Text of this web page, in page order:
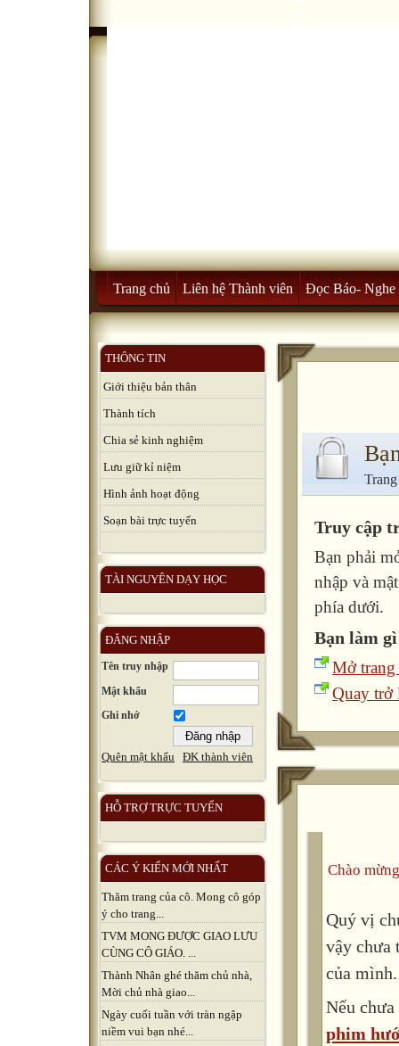
Trang chủ Liên hệ Thành viên Đọc Báo- Nghe
THÔNG TIN
Giới thiệu bản thân
Thành tích
Chia sẻ kinh nghiệm
Lưu giữ kỉ niệm
Hình ảnh hoạt động
Soạn bài trực tuyến
TÀI NGUYÊN DẠY HỌC
ĐĂNG NHẬP
Tên truy nhập
Mật khẩu
Ghi nhớ
Quên mật khẩu ĐK thành viên
HỖ TRỢ TRỰC TUYẾN
CÁC Ý KIẾN MỚI NHẤT
Thăm trang của cô. Mong cô góp
ý cho trang...
TVM MONG ĐƯỢC GIAO LƯU
CÙNG CÔ GIÁO. ...
Thành Nhân ghé thăm chủ nhà,
Mời chủ nhà giao...
Ngày cuối tuần với tràn ngập
niềm vui bạn nhé...
Truy cập
Bạn phải
nhập và
phía dưới.
Bạn làm
Mở trang
Quay trở
Chào
Quý vị
vậy chưa
của mình.
Nếu
phim